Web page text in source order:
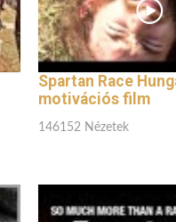
Spartan Race
motivációs film
146152 Nézetek